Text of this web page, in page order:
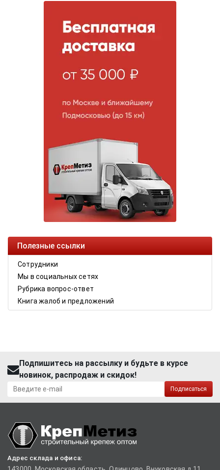
Полезные ссылки
Сотрудники
Мы в социальных сетях
Рубрика вопрос-ответ
Книга жалоб и предложений
Подпишитесь на рассылку и будьте в курсе
новинок, распродаж и скидок!
Подписаться
Адрес склада и офиса: